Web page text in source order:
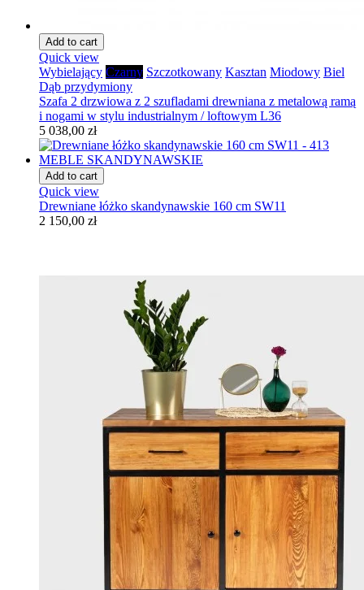
Add to cart
Quick view
Wybielający Czarny Szczotkowany Kasztan Miodowy Biel
Dąb przydymiony
Szafa 2 drzwiowa z 2 szufladami drewniana z metalową ramą
i nogami w stylu industrialnym / loftowym L36
5 038,00 zł
Add to cart
Quick view
Drewniane łóżko skandynawskie 160 cm SW11
2 150,00 zł